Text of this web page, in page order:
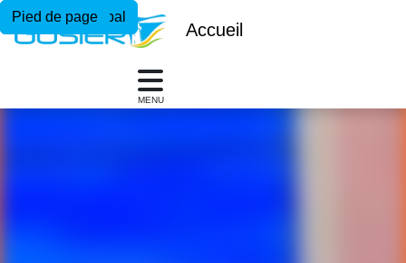
Menu principal
Contenu principal
Pied de page
Accueil
MENU